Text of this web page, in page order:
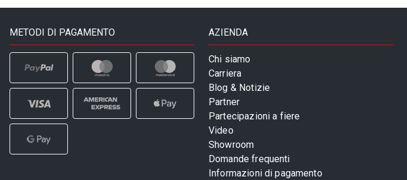
METODI DI PAGAMENTO AZIENDA
Chi siamo
Carriera
Blog & Notizie
Partner
Partecipazioni a fiere
Video
Showroom
Domande frequenti
Informazioni di pagamento